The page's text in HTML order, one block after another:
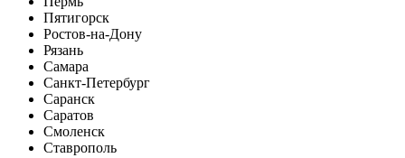
Пятигорск
Ростов-на-Дону
Рязань
Самара
Санкт-Петербург
Саранск
Саратов
Смоленск
Ставрополь